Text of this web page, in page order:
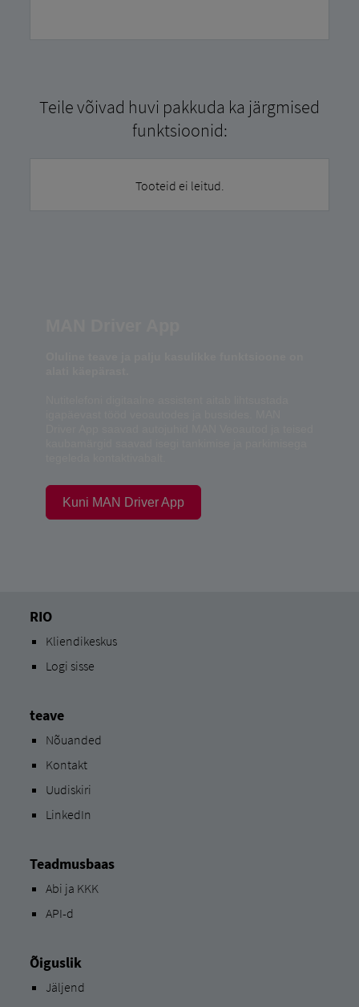
Teile võivad huvi pakkuda ka järgmised
funktsioonid:
Tooteid ei leitud.
Kuni MAN Driver App
RIO
Kliendikeskus
Logi sisse
teave
Nõuanded
Kontakt
Uudiskiri
LinkedIn
Teadmusbaas
Abi ja KKK
API-d
Õiguslik
Jäljend